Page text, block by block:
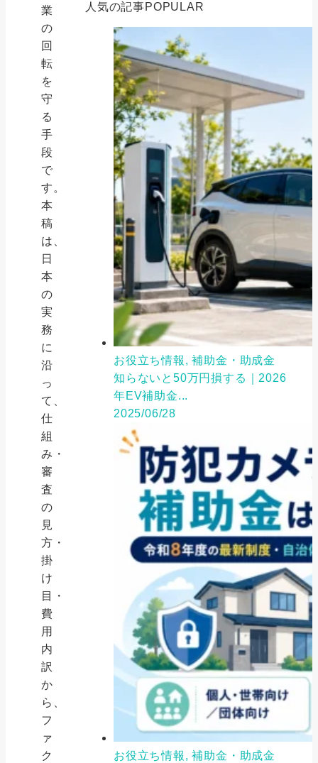
業
の
回
転
を
守
る
手
段
で
す。
本
稿
は、
日
本
の
実
務
に
沿
っ
て、
仕
組
み・
審
査
の
見
方・
掛
け
目・
費
用
内
訳
か
ら、
フ
ァ
ク
人気の記事POPULAR
お役立ち情報, 補助金・助成金
知らないと50万円損する｜2026
年EV補助金...
2025/06/28
お役立ち情報, 補助金・助成金